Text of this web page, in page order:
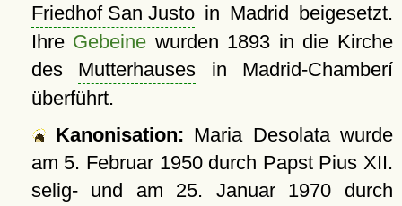
Friedhof San Justoin Madrid beigesetzt.
Ihre Gebeine wurden 1893 in die Kirche
des Mutterhauses in Madrid-Chamberí
überführt.
Kanonisation: Maria Desolata wurde
am 5. Februar 1950durch Papst Pius XII.
selig- und am 25. Januar 1970 durch